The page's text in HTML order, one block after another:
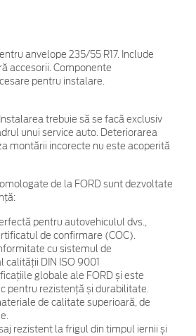
anvelope 235/55 R17. Include
accesorii. Componente
pentru instalare.
Instalarea trebuie să se facă exclusiv
unui service auto. Deteriorarea
montării incorecte nu este acoperită
de la FORD sunt dezvoltate
pentru autovehiculul dvs.,
de confirmare (COC).
cu sistemul de
calității DIN ISO 9001
globale ale FORD și este
pentru rezistență și durabilitate.
de calitate superioară, de
rezistent la frigul din timpul iernii și